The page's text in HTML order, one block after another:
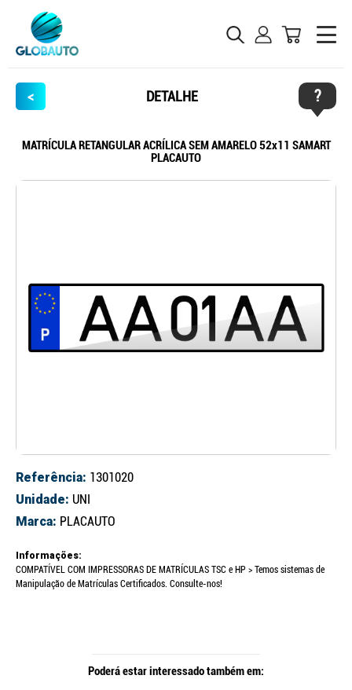
< DETALHE ?
MATRÍCULA RETANGULAR ACRÍLICA SEM AMARELO 52x11 SAMART
PLACAUTO
Referência: 1301020
Unidade: UNI
Marca: PLACAUTO
Informações:
COMPATÍVEL COM IMPRESSORAS DE MATRÍCULAS TSC e HP > Temos sistemas de
Manipulação de Matrículas Certificados. Consulte-nos!
Poderá estar interessado também em: